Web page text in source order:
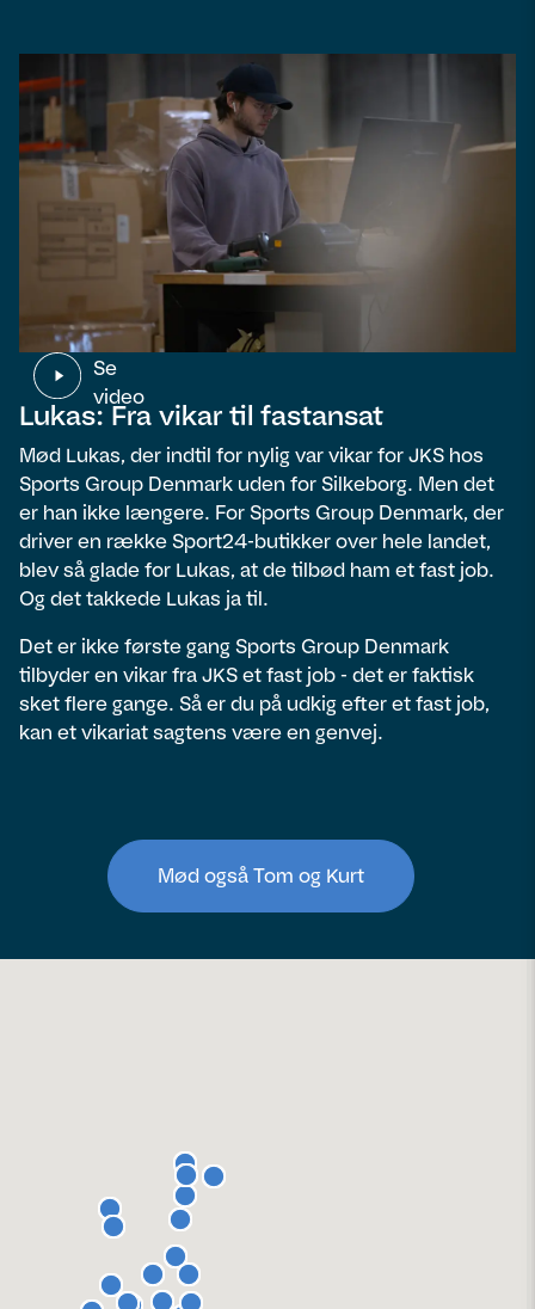
Se
video
Lukas: Fra vikar til fastansat
Mød Lukas, der indtil for nylig var vikar for JKS hos
Sports Group Denmark uden for Silkeborg. Men det
er han ikke længere. For Sports Group Denmark, der
driver en række Sport24-butikker over hele landet,
blev så glade for Lukas, at de tilbød ham et fast job.
Og det takkede Lukas ja til.
Det er ikke første gang Sports Group Denmark
tilbyder en vikar fra JKS et fast job - det er faktisk
sket flere gange. Så er du på udkig efter et fast job,
kan et vikariat sagtens være en genvej.
Mød også Tom og Kurt